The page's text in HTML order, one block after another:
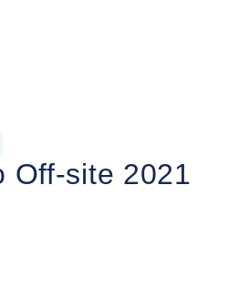
Off-site 2021